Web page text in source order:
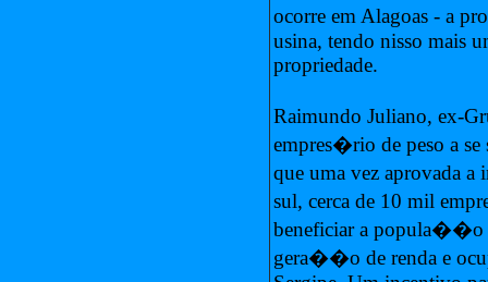
ocorre em Alagoas - a
usina, tendo nisso mais
propriedade.
Raimundo Juliano, ex-
empres�rio de peso a
que uma vez aprovada
sul, cerca de 10 mil
beneficiar a popula��o
gera��o de renda e